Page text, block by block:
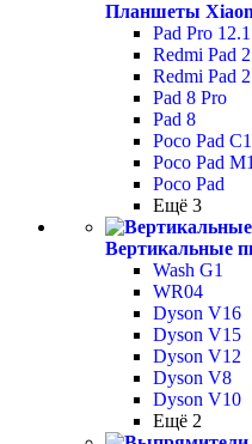
Планшеты
Pad Pro
Redmi Pad
Redmi Pad 2
Pad 8 Pro
Pad 8
Poco Pad С1
Poco Pad M1
Poco Pad
Ещё 3
Вертикальные
Wash G1
WR04
Dyson V16
Dyson V15
Dyson V12
Dyson V8
Dyson V10
Ещё 2